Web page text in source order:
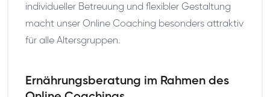
individueller Betreuung und flexibler Gestaltung
macht unser Online Coaching besonders attraktiv
für alle Altersgruppen.
Ernährungsberatung im Rahmen des